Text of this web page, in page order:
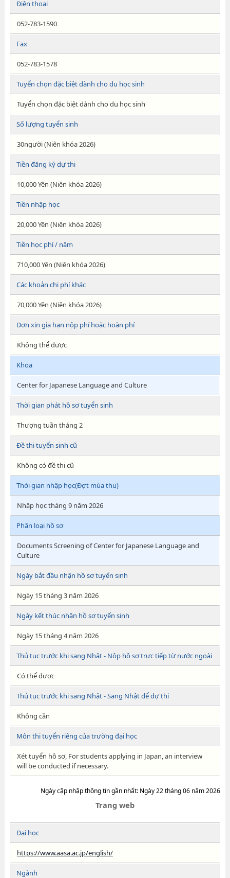
Điện thoại
052-783-1590
Fax
052-783-1578
Tuyển chọn đặc biệt dành cho du học sinh
Tuyển chọn đặc biệt dành cho du học sinh
Số lượng tuyển sinh
30người (Niên khóa 2026)
Tiền đăng ký dự thi
10,000 Yên (Niên khóa 2026)
Tiền nhập học
20,000 Yên (Niên khóa 2026)
Tiền học phí / năm
710,000 Yên (Niên khóa 2026)
Các khoản chi phí khác
70,000 Yên (Niên khóa 2026)
Đơn xin gia hạn nộp phí hoặc hoàn phí
Không thể được
Khoa
Center for Japanese Language and Culture
Thời gian phát hồ sơ tuyển sinh
Thượng tuần tháng 2
Đề thi tuyển sinh cũ
Không có đề thi cũ
Thời gian nhập học(Đợt mùa thu)
Nhập học tháng 9 năm 2026
Phân loại hồ sơ
Documents Screening of Center for Japanese Language and
Culture
Ngày bắt đầu nhận hồ sơ tuyển sinh
Ngày 15 tháng 3 năm 2026
Ngày kết thúc nhận hồ sơ tuyển sinh
Ngày 15 tháng 4 năm 2026
Thủ tục trước khi sang Nhật - Nộp hồ sơ trực tiếp từ nước ngoài
Có thể được
Thủ tục trước khi sang Nhật - Sang Nhật để dự thi
Không cần
Môn thi tuyển riêng của trường đại học
Xét tuyển hồ sơ, For students applying in Japan, an interview
will be conducted if necessary.
Ngày cập nhập thông tin gần nhất: Ngày 22 tháng 06 năm 2026
Trang web
Đại học
https://www.aasa.ac.jp/english/
Ngành